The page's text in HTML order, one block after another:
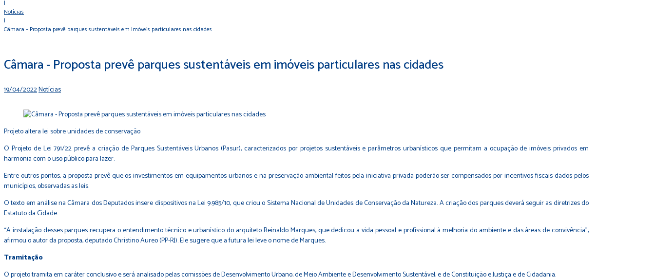
|
Notícias
|
Câmara – Proposta prevê parques sustentáveis em imóveis particulares nas cidades
Câmara - Proposta prevê parques sustentáveis em imóveis particulares nas cidades
19/04/2022Notícias
Projeto altera lei sobre unidades de conservação
O Projeto de Lei 791/22 prevê a criação de Parques Sustentáveis Urbanos (Pasur), caracterizados por projetos sustentáveis e parâmetros urbanísticos que permitam a ocupação de imóveis privados em
harmonia com o uso público para lazer.
Entre outros pontos, a proposta prevê que os investimentos em equipamentos urbanos e na preservação ambiental feitos pela iniciativa privada poderão ser compensados por incentivos fiscais dados pelos
municípios, observadas as leis.
O texto em análise na Câmara dos Deputados insere dispositivos na Lei 9.985/10, que criou o Sistema Nacional de Unidades de Conservação da Natureza. A criação dos parques deverá seguir as diretrizes do
Estatuto da Cidade.
“A instalação desses parques recupera o entendimento técnico e urbanístico do arquiteto Reinaldo Marques, que dedicou a vida pessoal e profissional à melhoria do ambiente e das áreas de convivência”,
afirmou o autor da proposta, deputado Christino Aureo (PP-RJ). Ele sugere que a futura lei leve o nome de Marques.
Tramitação
O projeto tramita em caráter conclusivo e será analisado pelas comissões de Desenvolvimento Urbano; de Meio Ambiente e Desenvolvimento Sustentável; e de Constituição e Justiça e de Cidadania.